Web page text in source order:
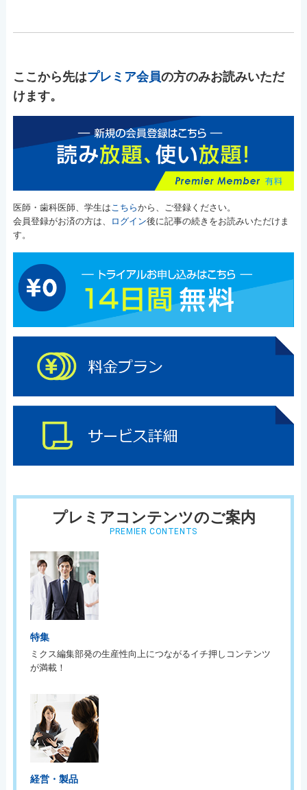
ここから先はプレミア会員の方のみお読みいただ
けます。
医師・歯科医師、学生は こちらから、ご登録ください。
会員登録がお済の方は、
ログイン後に記事の続きをお読みいただけま
す。
プレミアコンテンツのご案内
PREMIER CONTENTS
特集
ミクス編集部発の生産性向上につながるイチ押しコンテンツ
が満載！
経営・製品